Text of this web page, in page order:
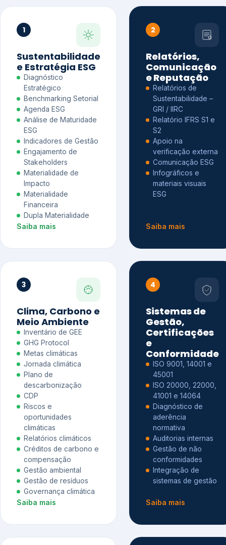
1
Sustentabilidade
e Estratégia ESG
Diagnóstico
Estratégico
Benchmarking Setorial
Agenda ESG
Análise de Maturidade
ESG
Indicadores de Gestão
Engajamento de
Stakeholders
Materialidade de
Impacto
Materialidade
Financeira
Dupla Materialidade
Saiba mais
2
Relatórios,
Comunicação
e Reputação
Relatórios de
Sustentabilidade –
GRI / IIRC
Relatório IFRS S1 e
S2
Apoio na
verificação externa
Comunicação ESG
Infográficos e
materiais visuais
ESG
Saiba mais
3
Clima, Carbono e
Meio Ambiente
Inventário de GEE
GHG Protocol
Metas climáticas
Jornada climática
Plano de
descarbonização
CDP
Riscos e
oportunidades
climáticas
Relatórios climáticos
Créditos de carbono e
compensação
Gestão ambiental
Gestão de resíduos
Governança climática
Saiba mais
4
Sistemas de
Gestão,
Certificações
e
Conformidade
ISO 9001, 14001 e
45001
ISO 20000, 22000,
41001 e 14064
Diagnóstico de
aderência
normativa
Auditorias internas
Gestão de não
conformidades
Integração de
sistemas de gestão
Saiba mais